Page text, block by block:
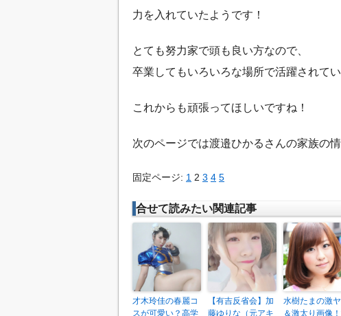
力を入れていたようです！
とても努力家で頭も良い方なので、
卒業してもいろいろな場所で活躍されて
これからも頑張ってほしいですね！
次のページでは渡邉ひかるさんの家族の
固定ページ: 1 2 3 4 5
合せて読みたい関連記事
才木玲佳の春麗コ
スが可愛い？高学
【有吉反省会】加
藤ゆりな（元アキ
水樹たまの激
＆激太り画像